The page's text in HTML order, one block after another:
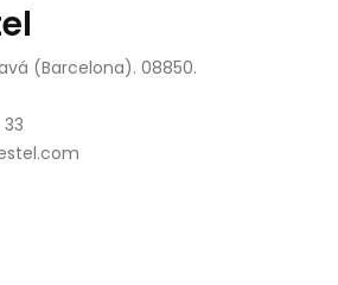
(Barcelona). 08850.